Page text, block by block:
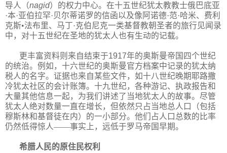
导人（nagid）的权力中心。在十五世纪犹太教教士俄巴底亚
·本·亚伯拉罕·贝尔蒂诺罗的信函以及像阿诺德·范·哈米、费利
克斯•法布里、马丁·克伯尼克一类基督教朝圣者的旅行见闻录
中，对十五世纪在圣地的犹太人也有生动的记载。
更丰富资料则来自结束于1917年的奥斯曼帝国四个世纪
的统治。例如，十六世纪的奥斯曼官方档案中记录的犹太纳
税人的名字。证据也来自某些文件，如十八世纪晚期耶路撒
冷犹太社区的会计账簿。十九世纪，各种游记、执政报告和
大量其他信息一起，为我们讲述了当地犹太人的故事。尽管
犹太人绝对数量一直在增长，但依然只占当地总人口（包括
穆斯林和基督徒在内）的一小部分。他们占人口总数的比率
仍然低得惊人——事实上，远低于罗马帝国早期。
希腊人民的原住民权利